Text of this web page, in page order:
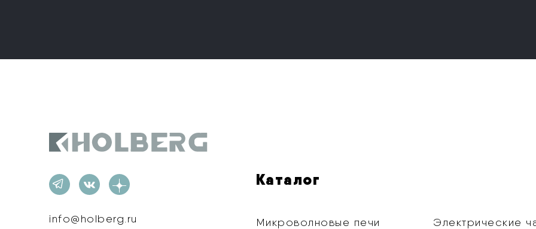
info@holberg.ru
Каталог
Микроволновые печи
Электрические